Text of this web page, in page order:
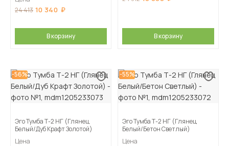
24 413 10 340
В корзину В корзину
-56%
Эго Тумба Т-2 НГ (Глянец
Белый/Дуб Крафт Золотой)
Цена
-55%
Эго Тумба Т-2 НГ (Глянец
Белый/Бетон Светлый)
Цена